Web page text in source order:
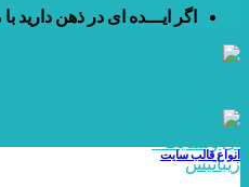
اگر ایـــده ای در ذهن دارید با ما
انواع قالب سایت